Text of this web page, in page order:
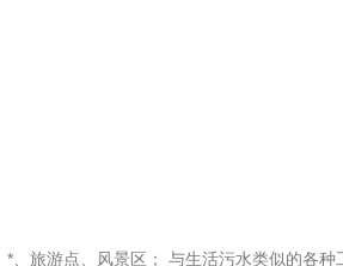
、旅游点、风景区； 与生活污水类似的各种